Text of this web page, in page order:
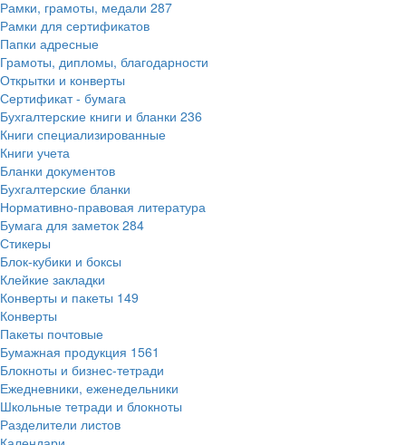
Рамки, грамоты, медали 287
Рамки для сертификатов
Папки адресные
Грамоты, дипломы, благодарности
Открытки и конверты
Сертификат - бумага
Бухгалтерские книги и бланки 236
Книги специализированные
Книги учета
Бланки документов
Бухгалтерские бланки
Нормативно-правовая литература
Бумага для заметок 284
Стикеры
Блок-кубики и боксы
Клейкие закладки
Конверты и пакеты 149
Конверты
Пакеты почтовые
Бумажная продукция 1561
Блокноты и бизнес-тетради
Ежедневники, еженедельники
Школьные тетради и блокноты
Разделители листов